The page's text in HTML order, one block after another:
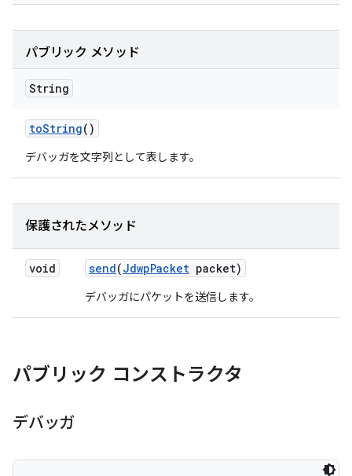
パブリック メソッド
String
toString()
デバッガを文字列として表します。
保護されたメソッド
void send(JdwpPacket packet)
デバッガにパケットを送信します。
パブリック コンストラクタ
デバッガ